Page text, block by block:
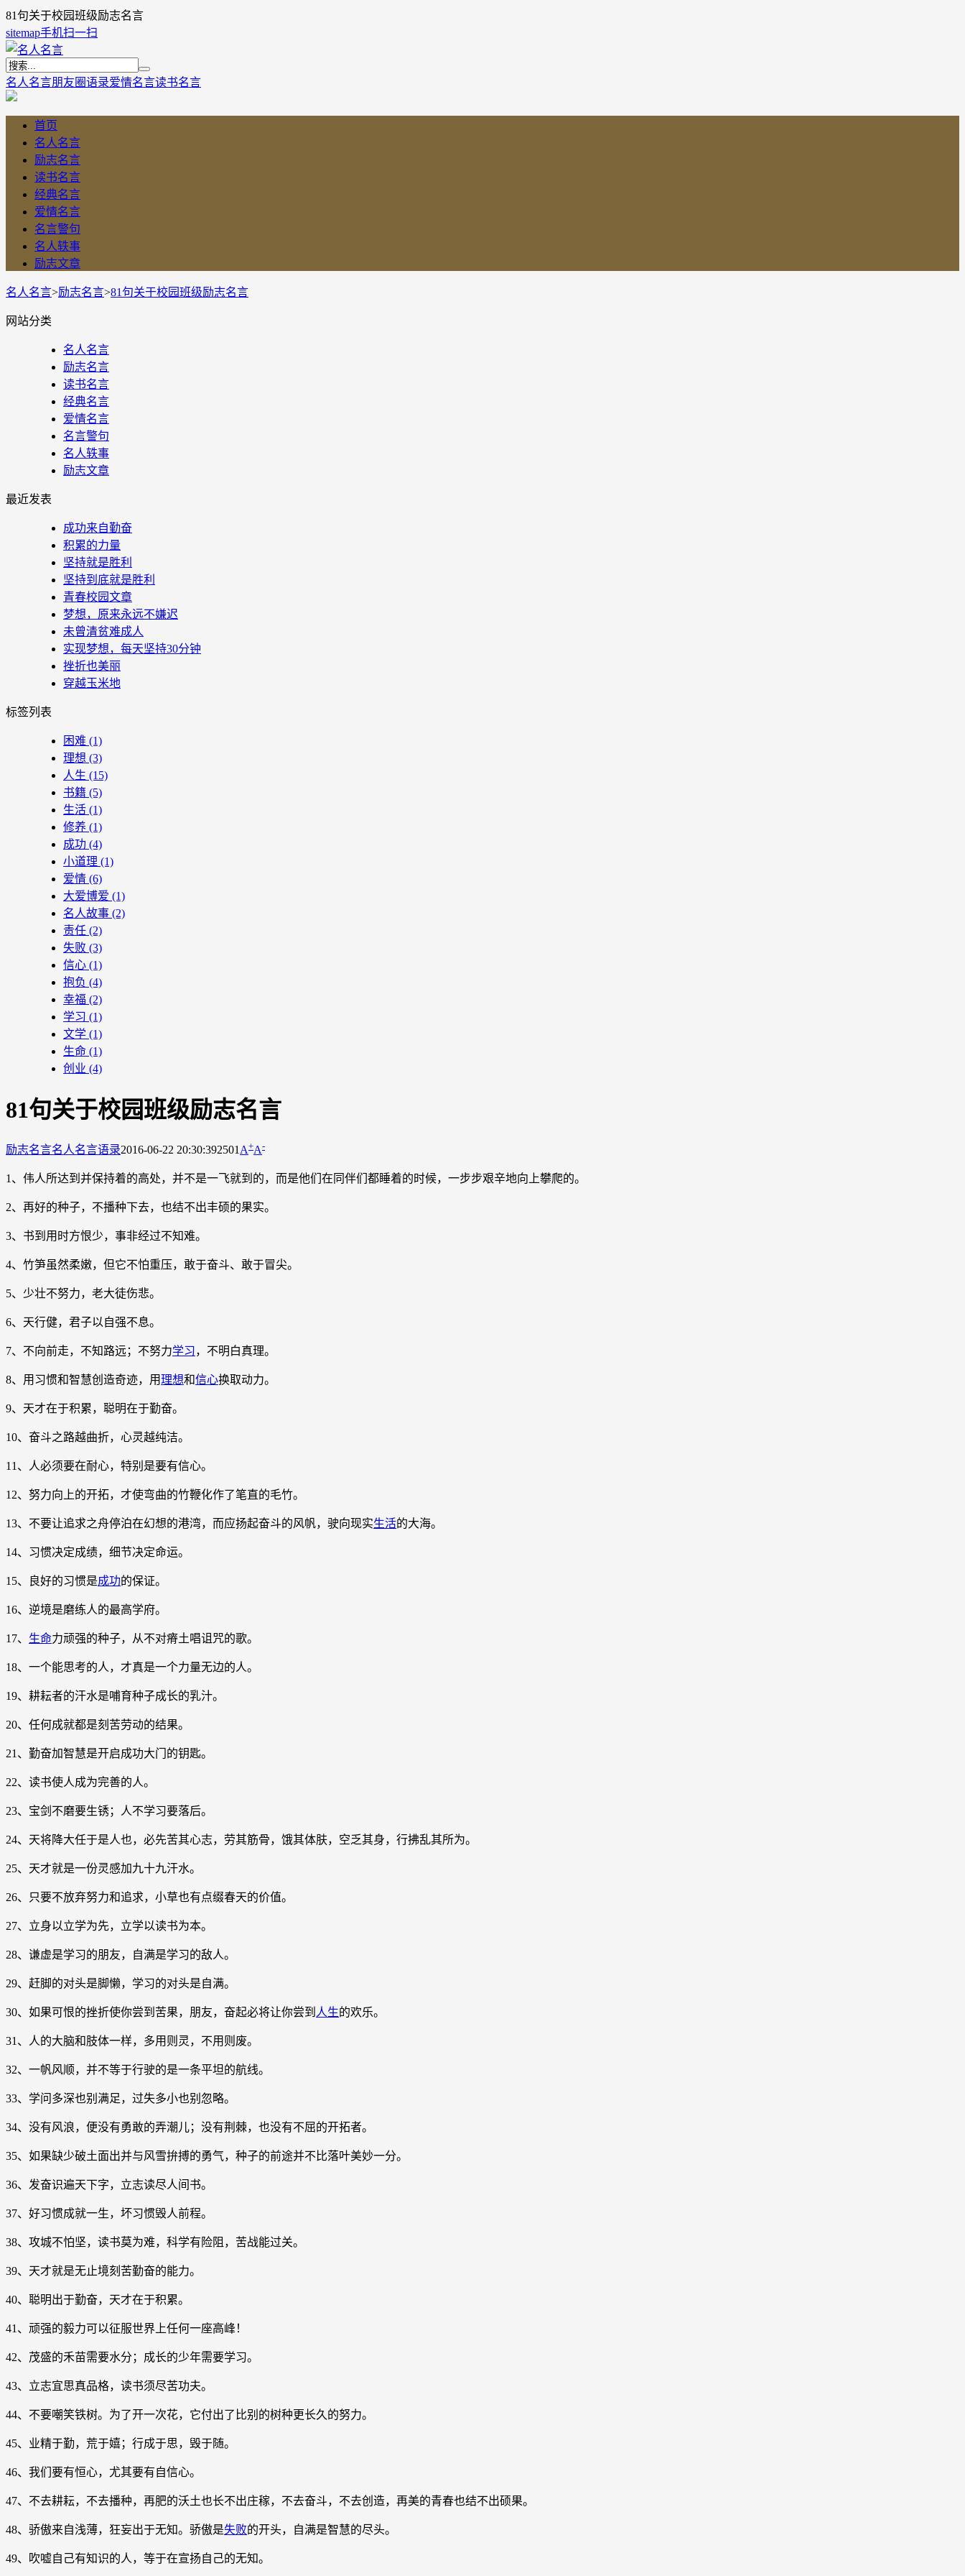
81句关于校园班级励志名言
sitemap手机扫一扫
名人名言朋友圈语录爱情名言读书名言
首页
名人名言
励志名言
读书名言
经典名言
爱情名言
名言警句
名人轶事
励志文章
名人名言>励志名言>81句关于校园班级励志名言
网站分类
名人名言
励志名言
读书名言
经典名言
爱情名言
名言警句
名人轶事
励志文章
最近发表
成功来自勤奋
积累的力量
坚持就是胜利
坚持到底就是胜利
青春校园文章
梦想，原来永远不嫌迟
未曾清贫难成人
实现梦想，每天坚持30分钟
挫折也美丽
穿越玉米地
标签列表
困难 (1)
理想 (3)
人生 (15)
书籍 (5)
生活 (1)
修养 (1)
成功 (4)
小道理 (1)
爱情 (6)
大爱博爱 (1)
名人故事 (2)
责任 (2)
失败 (3)
信心 (1)
抱负 (4)
幸福 (2)
学习 (1)
文学 (1)
生命 (1)
创业 (4)
81句关于校园班级励志名言
励志名言名人名言语录2016-06-22 20:30:392501 A+A-
1、伟人所达到并保持着的高处，并不是一飞就到的，而是他们在同伴们都睡着的时候，一步步艰辛地向上攀爬的。
2、再好的种子，不播种下去，也结不出丰硕的果实。
3、书到用时方恨少，事非经过不知难。
4、竹笋虽然柔嫩，但它不怕重压，敢于奋斗、敢于冒尖。
5、少壮不努力，老大徒伤悲。
6、天行健，君子以自强不息。
7、不向前走，不知路远；不努力学习，不明白真理。
8、用习惯和智慧创造奇迹，用理想和信心换取动力。
9、天才在于积累，聪明在于勤奋。
10、奋斗之路越曲折，心灵越纯洁。
11、人必须要在耐心，特别是要有信心。
12、努力向上的开拓，才使弯曲的竹鞭化作了笔直的毛竹。
13、不要让追求之舟停泊在幻想的港湾，而应扬起奋斗的风帆，驶向现实生活的大海。
14、习惯决定成绩，细节决定命运。
15、良好的习惯是成功的保证。
16、逆境是磨练人的最高学府。
17、 生命力顽强的种子，从不对瘠土唱诅咒的歌。
18、一个能思考的人，才真是一个力量无边的人。
19、耕耘者的汗水是哺育种子成长的乳汁。
20、任何成就都是刻苦劳动的结果。
21、勤奋加智慧是开启成功大门的钥匙。
22、读书使人成为完善的人。
23、宝剑不磨要生锈；人不学习要落后。
24、天将降大任于是人也，必先苦其心志，劳其筋骨，饿其体肤，空乏其身，行拂乱其所为。
25、天才就是一份灵感加九十九汗水。
26、只要不放弃努力和追求，小草也有点缀春天的价值。
27、立身以立学为先，立学以读书为本。
28、谦虚是学习的朋友，自满是学习的敌人。
29、赶脚的对头是脚懒，学习的对头是自满。
30、如果可恨的挫折使你尝到苦果，朋友，奋起必将让你尝到 人生的欢乐。
31、人的大脑和肢体一样，多用则灵，不用则废。
32、一帆风顺，并不等于行驶的是一条平坦的航线。
33、学问多深也别满足，过失多小也别忽略。
34、没有风浪，便没有勇敢的弄潮儿；没有荆棘，也没有不屈的开拓者。
35、如果缺少破土面出并与风雪拚搏的勇气，种子的前途并不比落叶美妙一分。
36、发奋识遍天下字，立志读尽人间书。
37、好习惯成就一生，坏习惯毁人前程。
38、攻城不怕坚，读书莫为难，科学有险阻，苦战能过关。
39、天才就是无止境刻苦勤奋的能力。
40、聪明出于勤奋，天才在于积累。
41、顽强的毅力可以征服世界上任何一座高峰！
42、茂盛的禾苗需要水分；成长的少年需要学习。
43、立志宜思真品格，读书须尽苦功夫。
44、不要嘲笑铁树。为了开一次花，它付出了比别的树种更长久的努力。
45、业精于勤，荒于嬉；行成于思，毁于随。
46、我们要有恒心，尤其要有自信心。
47、不去耕耘，不去播种，再肥的沃土也长不出庄稼，不去奋斗，不去创造，再美的青春也结不出硕果。
48、骄傲来自浅薄，狂妄出于无知。骄傲是失败的开头，自满是智慧的尽头。
49、吹嘘自己有知识的人，等于在宣扬自己的无知。